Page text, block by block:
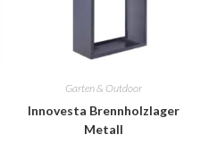
Garten & Outdoor
Innovesta Brennholzlager
Metall